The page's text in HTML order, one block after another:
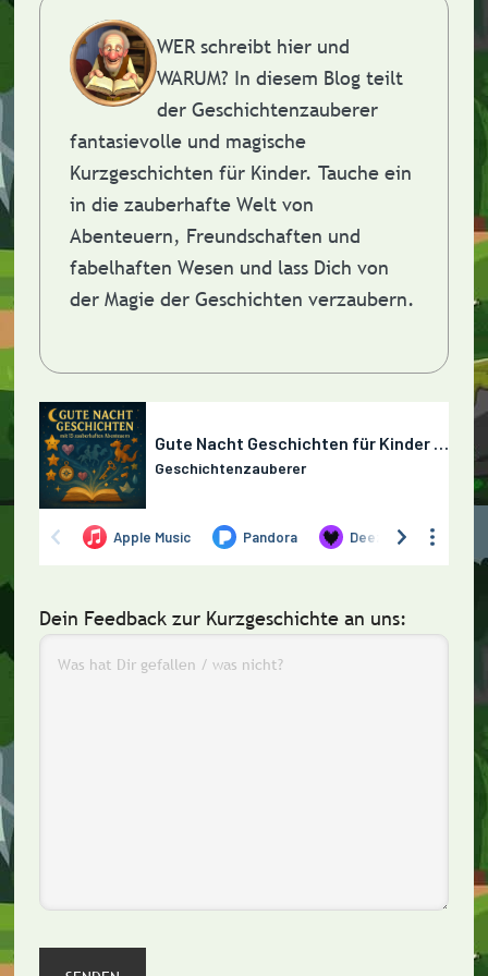
WER schreibt hier und
WARUM? In diesem Blog teilt
der Geschichtenzauberer
fantasievolle und magische
Kurzgeschichten für Kinder. Tauche ein
in die zauberhafte Welt von
Abenteuern, Freundschaften und
fabelhaften Wesen und lass Dich von
der Magie der Geschichten verzaubern.
Dein Feedback zur Kurzgeschichte an uns: